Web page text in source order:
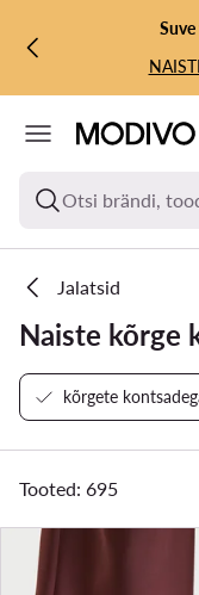
LIIGU PÕHISISU
MINE OTSINGUSSE
Otsi brändi,
Jalatsid
Naiste kõrge
kõrgete
Tooted: 695